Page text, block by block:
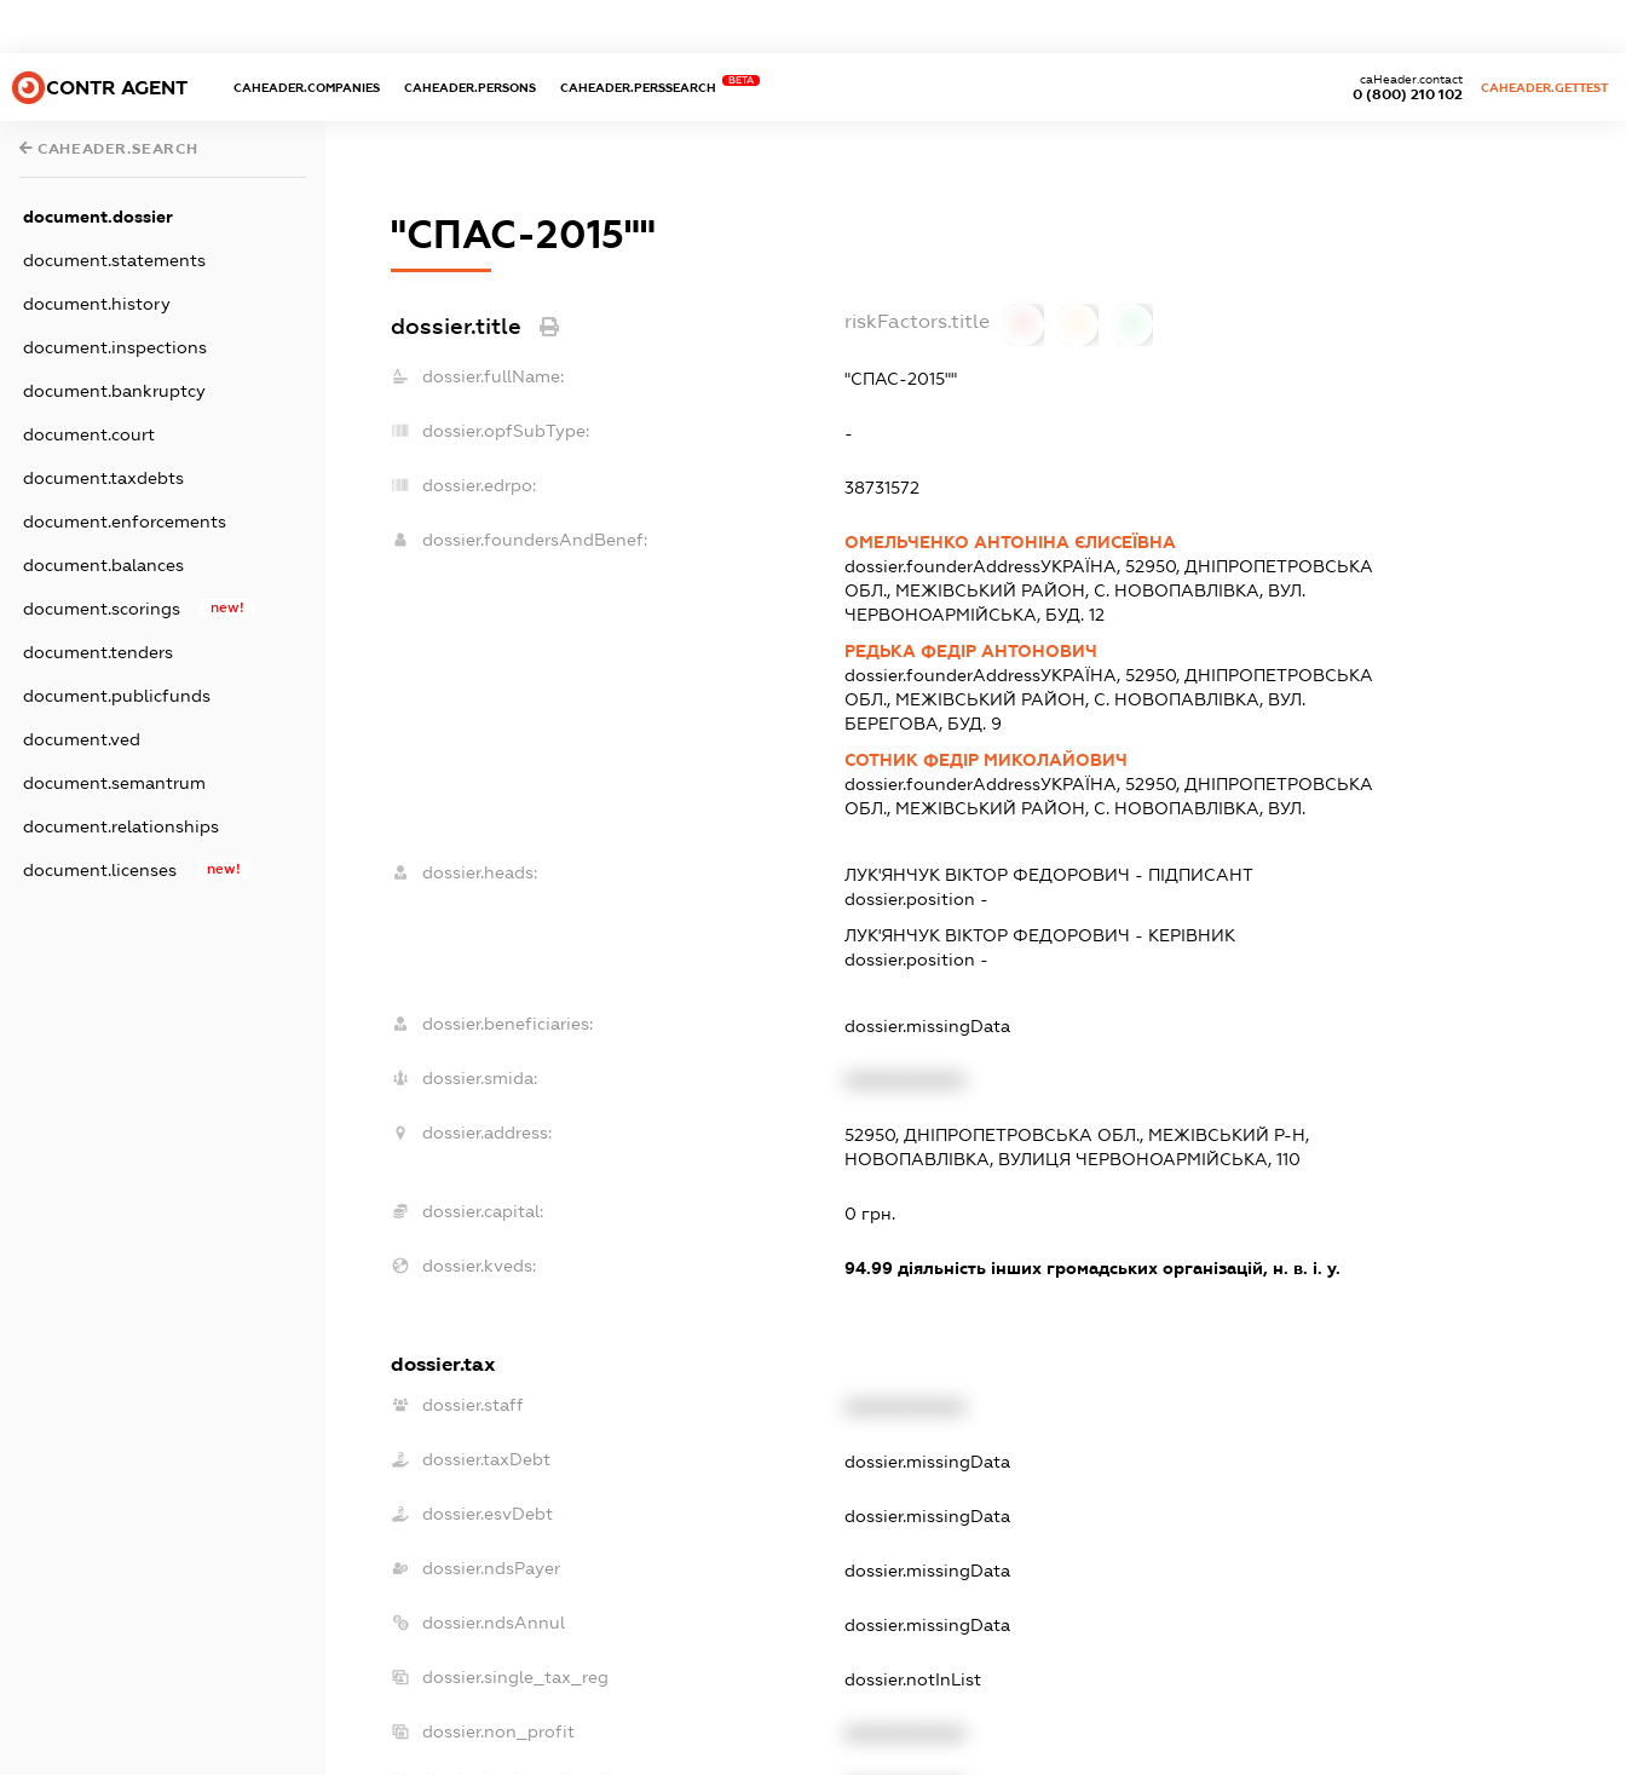
CONTR AGENT CAHEADER.COMPANIES CAHEADER.PERSONS CAHEADER.PERSSEARCH
BETA
0 (800) 210 102
caHeader.contact
CAHEADER.GETTEST
CAHEADER.SEARCH
document.dossier
document.statements
document.history
document.inspections
document.bankruptcy
document.court
document.taxdebts
document.enforcements
document.balances
document.scorings new!
document.tenders
document.publicfunds
document.ved
document.semantrum
document.relationships
document.licenses new!
"СПАС-2015""
dossier.title riskFactors.title
dossier.fullName: "СПАС-2015""
dossier.opfSubType: -
dossier.edrpo: 38731572
dossier.foundersAndBenef:
ОМЕЛЬЧЕНКО АНТОНІНА ЄЛИСЕЇВНА
dossier.founderAddressУКРАЇНА, 52950, ДНIПРОПЕТРОВСЬКА
ОБЛ., МЕЖIВСЬКИЙ РАЙОН, С. НОВОПАВЛІВКА, ВУЛ.
ЧЕРВОНОАРМІЙСЬКА, БУД. 12
РЕДЬКА ФЕДІР АНТОНОВИЧ
dossier.founderAddressУКРАЇНА, 52950, ДНIПРОПЕТРОВСЬКА
ОБЛ., МЕЖIВСЬКИЙ РАЙОН, С. НОВОПАВЛІВКА, ВУЛ.
БЕРЕГОВА, БУД. 9
СОТНИК ФЕДІР МИКОЛАЙОВИЧ
dossier.founderAddressУКРАЇНА, 52950, ДНIПРОПЕТРОВСЬКА
ОБЛ., МЕЖIВСЬКИЙ РАЙОН, С. НОВОПАВЛІВКА, ВУЛ.
dossier.heads: ЛУК'ЯНЧУК ВІКТОР ФЕДОРОВИЧ - ПІДПИСАНТ
dossier.position -
ЛУК'ЯНЧУК ВІКТОР ФЕДОРОВИЧ - КЕРІВНИК
dossier.position -
dossier.beneficiaries: dossier.missingData
dossier.smida:
dossier.address:
52950, ДНІПРОПЕТРОВСЬКА ОБЛ., МЕЖІВСЬКИЙ Р-Н,
НОВОПАВЛІВКА, ВУЛИЦЯ ЧЕРВОНОАРМІЙСЬКА, 110
dossier.capital: 0 грн.
dossier.kveds: 94.99діяльність інших громадських організацій, н. в. і. у.
dossier.tax
dossier.staff
dossier.taxDebt dossier.missingData
dossier.esvDebt dossier.missingData
dossier.ndsPayer dossier.missingData
dossier.ndsAnnul dossier.missingData
dossier.single_tax_reg dossier.notInList
dossier.non_profit